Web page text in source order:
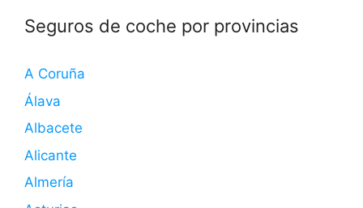
Seguros de coche por provincias
A Coruña
Álava
Albacete
Alicante
Almería